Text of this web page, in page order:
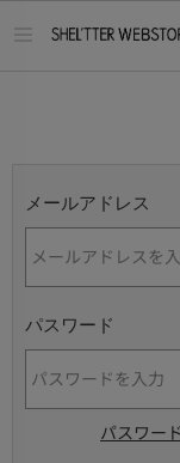
メールアドレス
パスワード
パスワー